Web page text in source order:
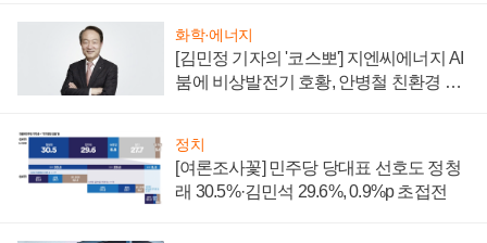
화학·에너지
[김민정 기자의 '코스뽀'] 지엔씨에너지 AI
붐에 비상발전기 호황, 안병철 친환경 에
정치
[여론조사꽃] 민주당 당대표 선호도 정청
래 30.5%·김민석 29.6%, 0.9%p 초접전